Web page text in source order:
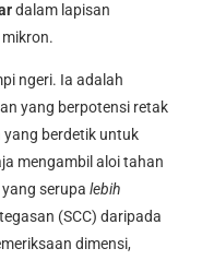
dalam lapisan
ngeri. Ia adalah
yang berpotensi retak
berdetik untuk
mengambil aloi tahan
yang serupalebih
(SCC) daripada
dimensi,